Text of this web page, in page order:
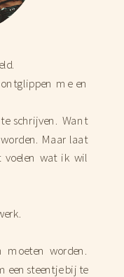
me en
schrijven. Want
Maar laat
voelen wat ik wil
moeten worden.
een steentje bij te